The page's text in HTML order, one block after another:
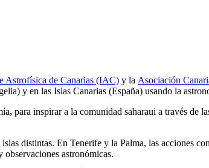
Astrofísica de Canarias (IAC) y la Asociación
y en las Islas Canarias (España) usando la
, para inspirar a la comunidad saharaui a través de
distintas. En Tenerife y la Palma, las acciones
astronómicas.